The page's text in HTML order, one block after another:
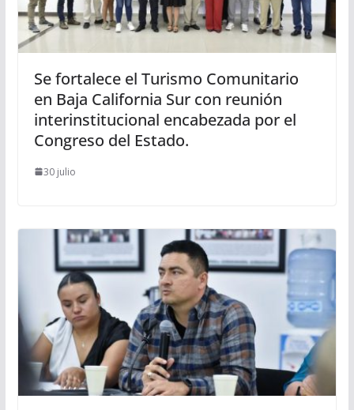
Se fortalece el Turismo Comunitario
en Baja California Sur con reunión
interinstitucional encabezada por el
Congreso del Estado.
30 julio